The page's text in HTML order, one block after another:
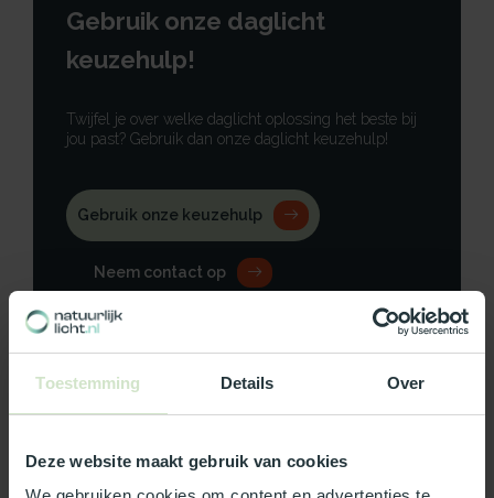
Toestemming Details Over
Deze website maakt gebruik van cookies
Gebruik onze daglicht
keuzehulp!
Twijfel je over welke daglicht oplossing het beste bij
jou past? Gebruik dan onze daglicht keuzehulp!
Gebruik onze keuzehulp
Neem contact op
Specificaties